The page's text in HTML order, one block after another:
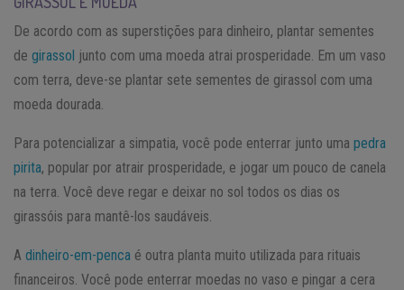
De acordo com as superstições para dinheiro, plantar sementes
de girassol junto com uma moeda atrai prosperidade. Em um vaso
com terra, deve-se plantar sete sementes de girassol com uma
moeda dourada.
Para potencializar a simpatia, você pode enterrar junto uma pedra
pirita, popular por atrair prosperidade, e jogar um pouco de canela
na terra. Você deve regar e deixar no sol todos os dias os
girassóis para mantê-los saudáveis.
A dinheiro-em-penca é outra planta muito utilizada para rituais
financeiros. Você pode enterrar moedas no vaso e pingar a cera